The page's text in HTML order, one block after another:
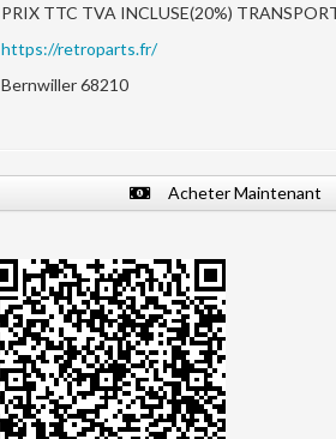
PRIX TTC TVA INCLUSE(20%)
https://retroparts.fr/
Bernwiller 68210
Acheter Maintenant